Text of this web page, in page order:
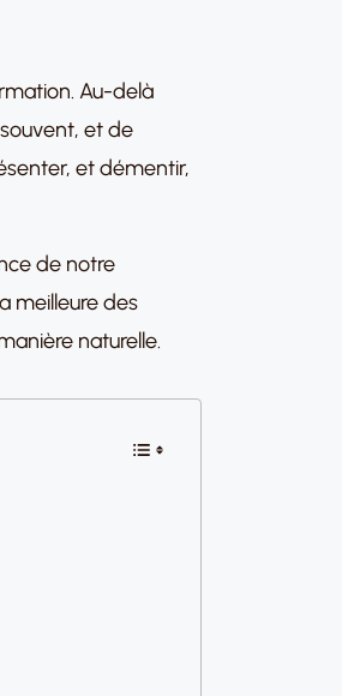
Au-delà
et de
et démentir,
de notre
meilleure des
naturelle.